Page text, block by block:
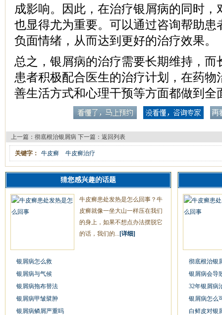
成影响。因此，在治疗银屑病的同时，
也显得尤为重要。可以通过咨询帮助患
负面情绪，从而达到更好的治疗效果。
总之，银屑病的治疗需要长期维持，而
患者积极配合医生的治疗计划，在药物
善生活方式和心理干预等方面都做到全
上一篇： 彻底根治银屑病 下一篇： 返回列表
关键字： 牛皮癣 牛皮癣治疗
猜您感兴趣的话题
牛皮癣患处发热是怎么回事？牛
皮癣就像一坐大山一样压在我们
的身上，如果不想点办法摆脱它
的话，我们的... [详细]
银屑病怎么救
银屑病与气候
银屑病拖布替法
银屑病甲皱襞肿
银屑病鳞屑严重吗
彻底根治银
银屑病会导
32年银屑病
银屑病怎么
白鲜皮对银